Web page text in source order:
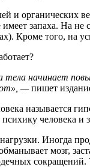
и органических
запаха. На
Кроме того, на
тела начинает
—пишет
называется
человека и
Иногда
мозг,